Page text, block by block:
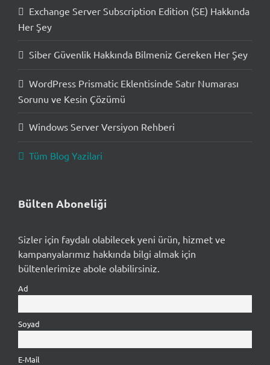
Exchange Server Subscription Edition (SE) Hakkında
Her Şey
Siber Güvenlik Hakkında Bilmeniz Gereken Her Şey
WordPress Prismatic Eklentisinde Satır Numarası
Sorunu ve Kesin Çözümü
Windows Server Versiyon Rehberi
Tüm Blog Yazilari
Bülten Aboneliği
Sizler için faydalı olabilecek yeni ürün, hizmet ve
kampanyalarımız hakkında bilgi almak için
bültenlerimize abole olabilirsiniz.
Ad
Soyad
E-Mail